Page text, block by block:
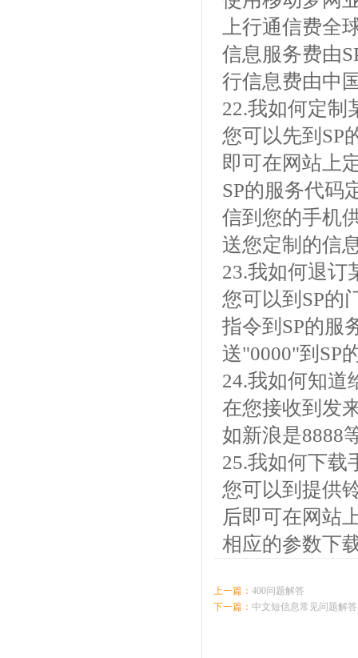
上行通信费全
信息服务费由
行信息费由中
22.我如何定制
您可以先到SP
即可在网站上
SP的服务代码
信到您的手机
送您定制的信
23.我如何退订
您可以到SP的
指令到SP的服
送"0000"到SP
24.我如何知道
在您接收到发
如新浪是8888
25.我如何下载
您可以到提供
后即可在网站
相应的参数下
上一篇：400问题解答
下一篇：中文短信息常见问题解答